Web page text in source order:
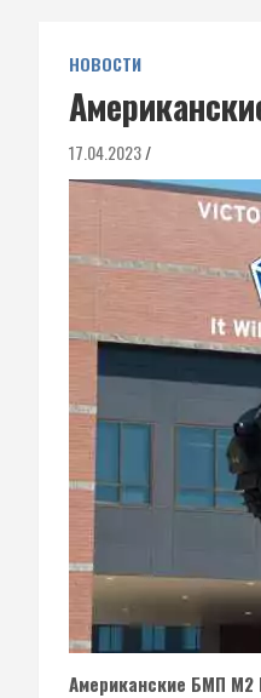
НОВОСТИ
17.04.2023
Американские БМП M2